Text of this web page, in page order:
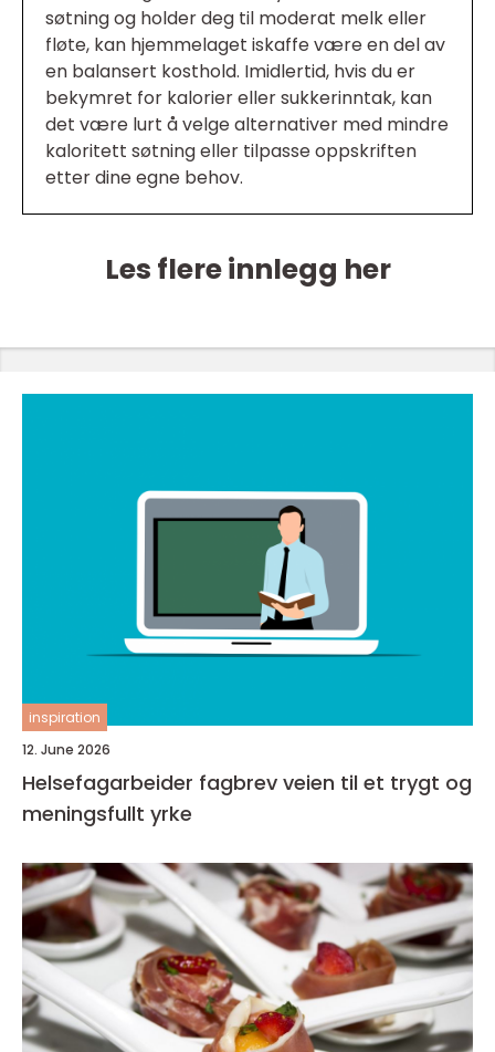
søtning og holder deg til moderat melk eller
fløte, kan hjemmelaget iskaffe være en del av
en balansert kosthold. Imidlertid, hvis du er
bekymret for kalorier eller sukkerinntak, kan
det være lurt å velge alternativer med mindre
kaloritett søtning eller tilpasse oppskriften
etter dine egne behov.
Les flere innlegg her
inspiration
12. June 2026
Helsefagarbeider fagbrev veien til et trygt og
meningsfullt yrke